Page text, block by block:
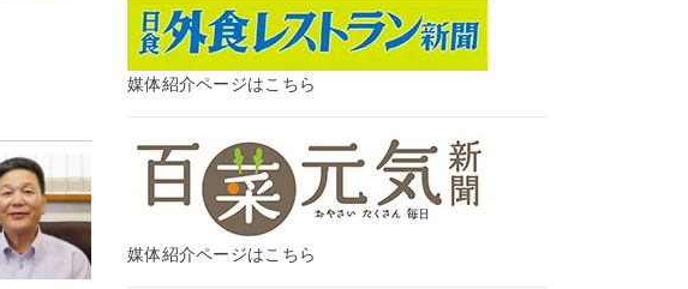
媒体紹介ページはこちら
媒体紹介ページはこちら